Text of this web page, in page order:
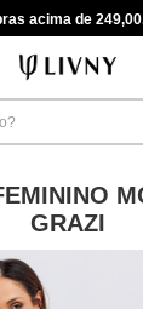
acima de
GRAZI